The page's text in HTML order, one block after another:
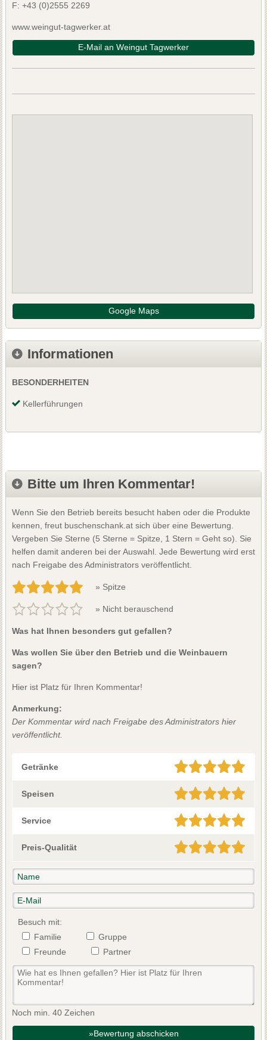
F: +43 (0)2555 2269
www.weingut-tagwerker.at
E-Mail an Weingut Tagwerker
Google Maps
Informationen
BESONDERHEITEN
Kellerführungen
Bitte um Ihren Kommentar!
Wenn Sie den Betrieb bereits besucht haben oder die Produkte
kennen, freut buschenschank.at sich über eine Bewertung.
Vergeben Sie Sterne (5 Sterne = Spitze, 1 Stern = Geht so). Sie
helfen damit anderen bei der Auswahl. Jede Bewertung wird erst
nach Freigabe des Administrators veröffentlicht.
» Spitze
» Nicht berauschend
Was hat Ihnen besonders gut gefallen?
Was wollen Sie über den Betrieb und die Weinbauern
sagen?
Hier ist Platz für Ihren Kommentar!
Anmerkung:
Der Kommentar wird nach Freigabe des Administrators hier
veröffentlicht.
Getränke
Speisen
Service
Preis-Qualität
Besuch mit:
Familie
Gruppe
Freunde
Partner
Noch min. 40 Zeichen
»Bewertung abschicken